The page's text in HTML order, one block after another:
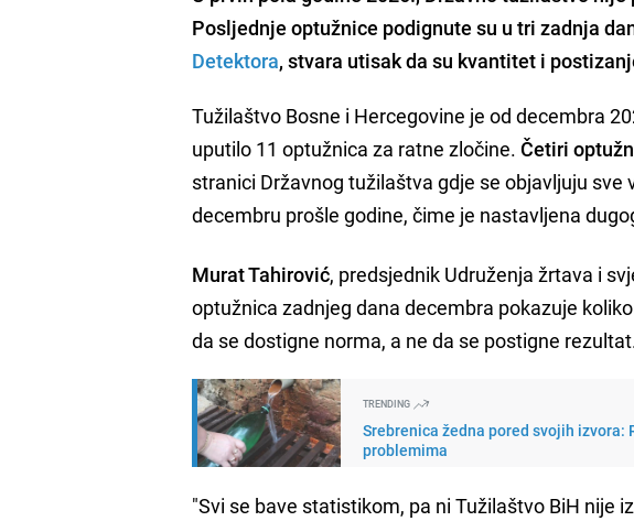
Posljednje optužnice podignute su u tri zadnja
Detektora, stvara utisak da su kvantitet i
Tužilaštvo Bosne i Hercegovine je od decembra
uputilo 11 optužnica za ratne zločine.Četiri
stranici Državnog tužilaštva gdje se objavljuju
decembru prošle godine, čime je nastavljena
Murat Tahirović, predsjednik Udruženja žrtava i
optužnica zadnjeg dana decembra pokazuje
da se dostigne norma, a ne da se postigne
TRENDING
Srebrenica žedna pored svojih
problemima
"Svi se bave statistikom, pa ni Tužilaštvo BiH nije